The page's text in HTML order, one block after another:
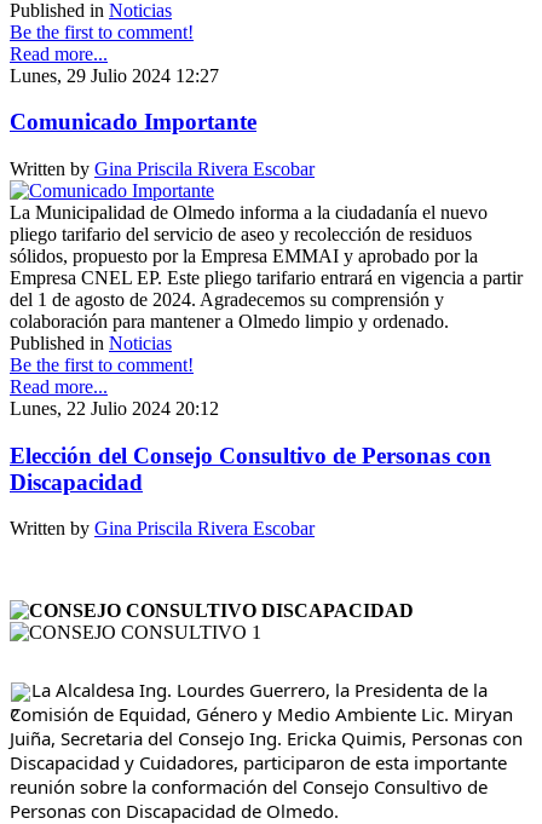
Published in Noticias
Be the first to comment!
Read more...
Lunes, 29 Julio 2024 12:27
Comunicado Importante
Written by Gina Priscila Rivera Escobar
La Municipalidad de Olmedo informa a la ciudadanía el nuevo
pliego tarifario del servicio de aseo y recolección de residuos
sólidos, propuesto por la Empresa EMMAI y aprobado por la
Empresa CNEL EP. Este pliego tarifario entrará en vigencia a partir
del 1 de agosto de 2024. Agradecemos su comprensión y
colaboración para mantener a Olmedo limpio y ordenado.
Published in Noticias
Be the first to comment!
Read more...
Lunes, 22 Julio 2024 20:12
Elección del Consejo Consultivo de Personas con
Discapacidad
Written by Gina Priscila Rivera Escobar
La Alcaldesa Ing. Lourdes Guerrero, la Presidenta de la
Comisión de Equidad, Género y Medio Ambiente Lic. Miryan
Juiña, Secretaria del Consejo Ing. Ericka Quimis, Personas con
Discapacidad y Cuidadores, participaron de esta importante
reunión sobre la conformación del Consejo Consultivo de
Personas con Discapacidad de Olmedo.